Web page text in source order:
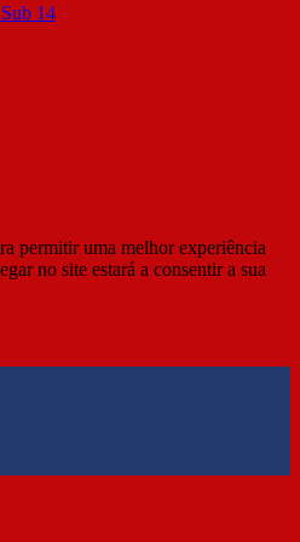
14
permitir uma melhor experiência
no site estará a consentir a sua